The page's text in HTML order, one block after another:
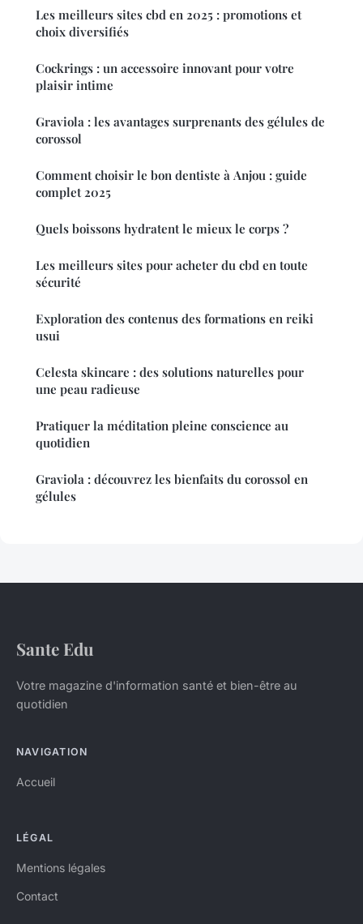
Les meilleurs sites cbd en 2025 : promotions et
choix diversifiés
Cockrings : un accessoire innovant pour votre
plaisir intime
Graviola : les avantages surprenants des gélules de
corossol
Comment choisir le bon dentiste à Anjou : guide
complet 2025
Quels boissons hydratent le mieux le corps ?
Les meilleurs sites pour acheter du cbd en toute
sécurité
Exploration des contenus des formations en reiki
usui
Celesta skincare : des solutions naturelles pour
une peau radieuse
Pratiquer la méditation pleine conscience au
quotidien
Graviola : découvrez les bienfaits du corossol en
gélules
Sante Edu
Votre magazine d'information santé et bien-être au
quotidien
NAVIGATION
Accueil
LÉGAL
Mentions légales
Contact